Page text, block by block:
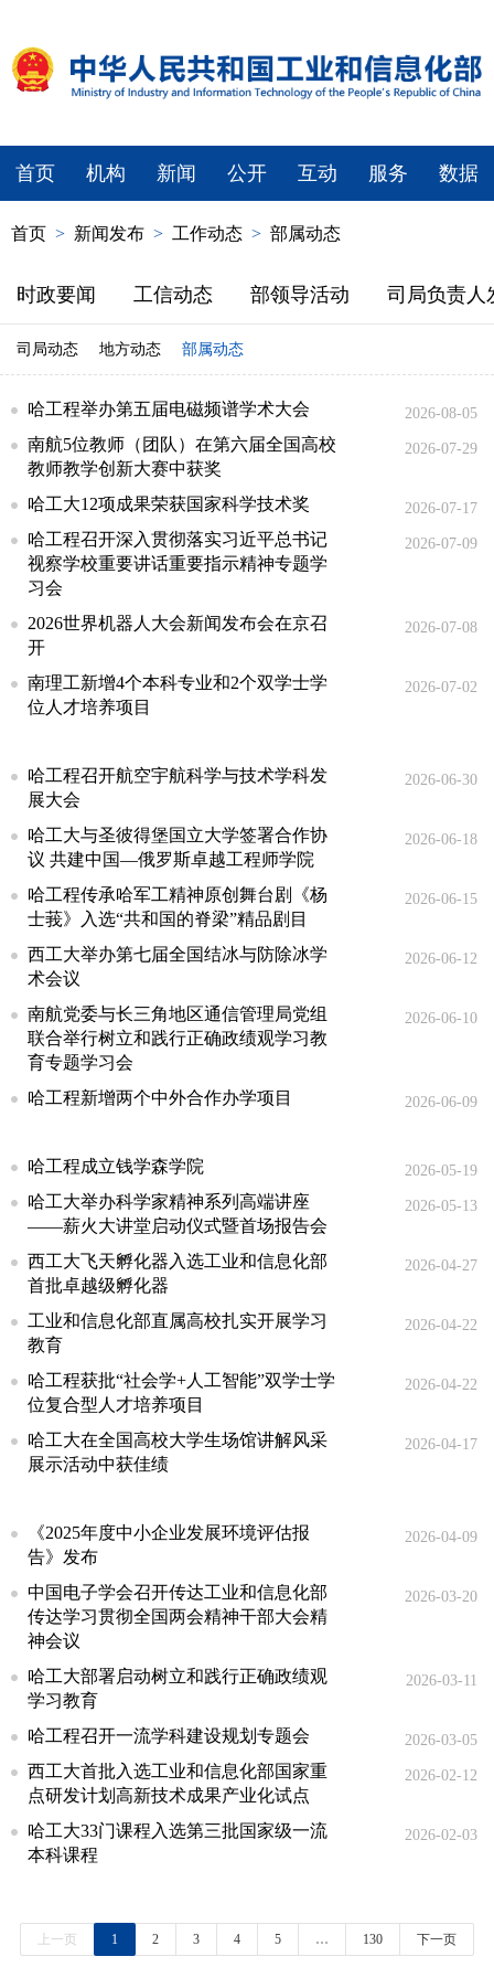
首页 机构 新闻 公开 互动 服务 数据
首页 > 新闻发布 > 工作动态 > 部属动态
时政要闻 工信动态 部领导活动 司局负责人
司局动态 地方动态 部属动态
哈工程举办第五届电磁频谱学术大会 2026-08-05
南航5位教师（团队）在第六届全国高校
教师教学创新大赛中获奖
2026-07-29
哈工大12项成果荣获国家科学技术奖 2026-07-17
哈工程召开深入贯彻落实习近平总书记
视察学校重要讲话重要指示精神专题学
习会
2026-07-09
2026世界机器人大会新闻发布会在京召
开
2026-07-08
南理工新增4个本科专业和2个双学士学
位人才培养项目
2026-07-02
哈工程召开航空宇航科学与技术学科发
展大会
2026-06-30
哈工大与圣彼得堡国立大学签署合作协
议 共建中国—俄罗斯卓越工程师学院
2026-06-18
哈工程传承哈军工精神原创舞台剧《杨
士莪》入选“共和国的脊梁”精品剧目
2026-06-15
西工大举办第七届全国结冰与防除冰学
术会议
2026-06-12
南航党委与长三角地区通信管理局党组
联合举行树立和践行正确政绩观学习教
育专题学习会
2026-06-10
哈工程新增两个中外合作办学项目 2026-06-09
哈工程成立钱学森学院 2026-05-19
哈工大举办科学家精神系列高端讲座
——薪火大讲堂启动仪式暨首场报告会
2026-05-13
西工大飞天孵化器入选工业和信息化部
首批卓越级孵化器
2026-04-27
工业和信息化部直属高校扎实开展学习
教育
2026-04-22
哈工程获批“社会学+人工智能”双学士学
位复合型人才培养项目
2026-04-22
哈工大在全国高校大学生场馆讲解风采
展示活动中获佳绩
2026-04-17
《2025年度中小企业发展环境评估报
告》发布
2026-04-09
中国电子学会召开传达工业和信息化部
传达学习贯彻全国两会精神干部大会精
神会议
2026-03-20
哈工大部署启动树立和践行正确政绩观
学习教育
2026-03-11
哈工程召开一流学科建设规划专题会 2026-03-05
西工大首批入选工业和信息化部国家重
点研发计划高新技术成果产业化试点
2026-02-12
哈工大33门课程入选第三批国家级一流
本科课程
2026-02-03
上一页 1 2 3 4 5 … 130 下一页